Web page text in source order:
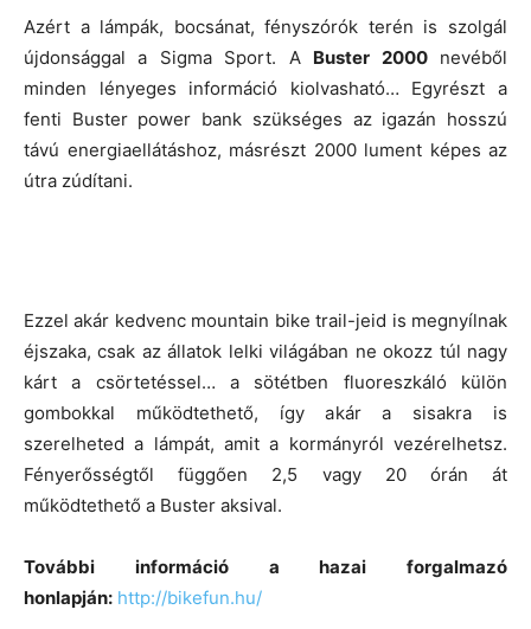
Azért a lámpák, bocsánat, fényszórók terén is szolgál
újdonsággal a Sigma Sport. A Buster 2000nevéből
minden lényeges információ kiolvasható… Egyrészt a
fenti Buster power bank szükséges az igazán hosszú
távú energiaellátáshoz, másrészt 2000 lument képes az
útra zúdítani.
Ezzel akár kedvenc mountain bike trail-jeid is megnyílnak
éjszaka, csak az állatok lelki világában ne okozz túl nagy
kárt a csörtetéssel… a sötétben fluoreszkáló külön
gombokkal működtethető, így akár a sisakra is
szerelheted a lámpát, amit a kormányról vezérelhetsz.
Fényerősségtől függően 2,5 vagy 20 órán át
működtethető a Buster aksival.
További információ a hazai forgalmazó
honlapján: http://bikefun.hu/